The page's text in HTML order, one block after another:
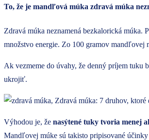
To, že je mandľová múka zdravá múka
Zdravá múka neznamená bezkalorická múka.
množstvo energie. Zo 100 gramov mandľovej
Ak vezmeme do úvahy, že denný príjem tuku
ukrojiť.
Výhodou je, že nasýtené tuky tvoria menej
Mandľovej múke sú takisto pripisované účinky